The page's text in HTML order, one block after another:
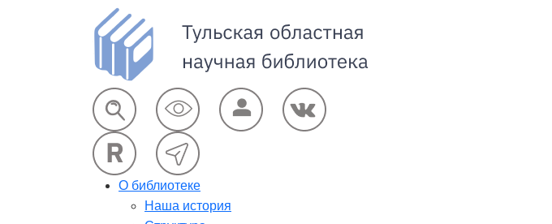
О библиотеке
Наша история